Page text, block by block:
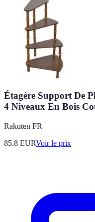
Étagère Support De
4 Niveaux En Bois
Rakuten FR
85.8 EURVoir le prix